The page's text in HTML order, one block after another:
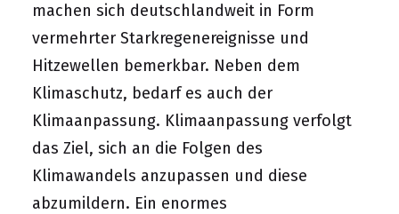
machen sich deutschlandweit in Form
vermehrter Starkregenereignisse und
Hitzewellen bemerkbar. Neben dem
Klimaschutz, bedarf es auch der
Klimaanpassung. Klimaanpassung verfolgt
das Ziel, sich an die Folgen des
Klimawandels anzupassen und diese
abzumildern. Ein enormes